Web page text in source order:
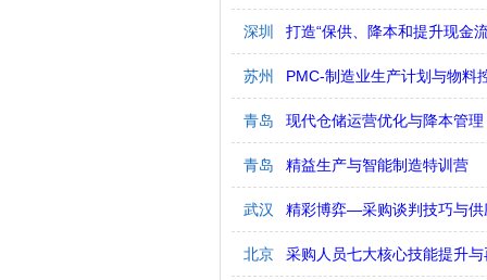
深圳 打造“保供、降本和提升现金
苏州 PMC-制造业生产计划与物料
青岛 现代仓储运营优化与降本管理
青岛 精益生产与智能制造特训营
武汉 精彩博弈—采购谈判技巧与供
北京 采购人员七大核心技能提升与